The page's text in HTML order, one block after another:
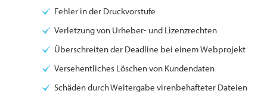
Fehler in der Druckvorstufe
Verletzung von Urheber- und Lizenzrechten
Überschreiten der Deadline bei einem Webprojekt
Versehentliches Löschen von Kundendaten
Schäden durch Weitergabe virenbehafteter Dateien